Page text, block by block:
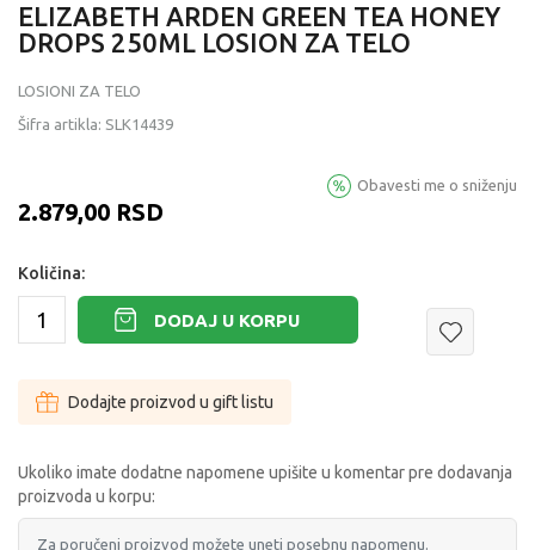
ELIZABETH ARDEN GREEN TEA HONEY
DROPS 250ML LOSION ZA TELO
LOSIONI ZA TELO
Šifra artikla: SLK14439
2.879,00 RSD
Obavesti me o sniženju
Količina:
DODAJ U KORPU
Dodajte proizvod u gift listu
Ukoliko imate dodatne napomene upišite u komentar pre dodavanja
proizvoda u korpu: